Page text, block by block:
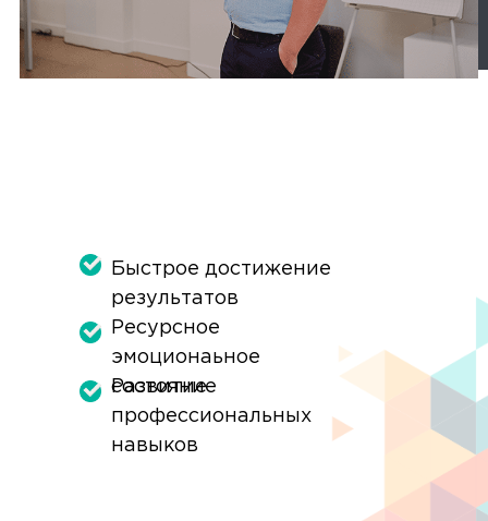
Ресурсное
эмоционаьное
состояние
Быстрое достижение
результатов
Развитие
профессиональных
навыков